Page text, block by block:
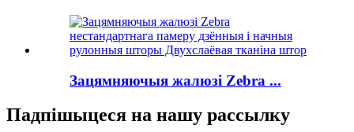
Зацямняючыя жалюзі Zebra ...
Падпішыцеся на нашу рассылку